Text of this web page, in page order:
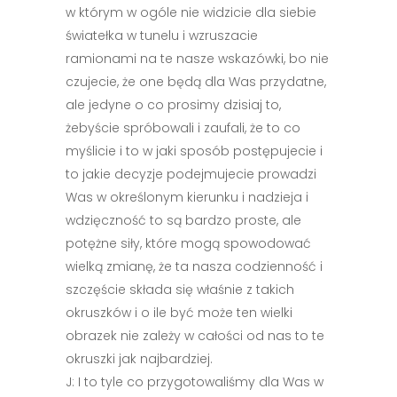
w którym w ogóle nie widzicie dla siebie
światełka w tunelu i wzruszacie
ramionami na te nasze wskazówki, bo nie
czujecie, że one będą dla Was przydatne,
ale jedyne o co prosimy dzisiaj to,
żebyście spróbowali i zaufali, że to co
myślicie i to w jaki sposób postępujecie i
to jakie decyzje podejmujecie prowadzi
Was w określonym kierunku i nadzieja i
wdzięczność to są bardzo proste, ale
potężne siły, które mogą spowodować
wielką zmianę, że ta nasza codzienność i
szczęście składa się właśnie z takich
okruszków i o ile być może ten wielki
obrazek nie zależy w całości od nas to te
okruszki jak najbardziej.
J: I to tyle co przygotowaliśmy dla Was w